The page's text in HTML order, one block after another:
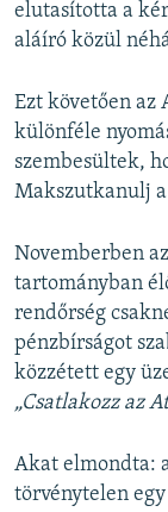
elutasította a
aláíró közül
Ezt követően az
különféle
szembesültek,
Makszutkanulj
Novemberben
tartományban
rendőrség
pénzbírságot
közzétett egy
„Csatlakozz az
Akat elmondta:
törvénytelen